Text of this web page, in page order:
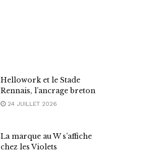
Hellowork et le Stade
Rennais, l’ancrage breton
24 JUILLET 2026
La marque au W s’affiche
chez les Violets